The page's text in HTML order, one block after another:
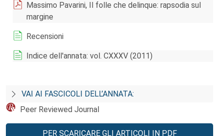
Massimo Pavarini, Il folle che delinque: rapsodia sul
margine
Recensioni
Indice dell'annata: vol. CXXXV (2011)
VAI AI FASCICOLI DELL’ANNATA:
Peer Reviewed Journal
PER SCARICARE GLI ARTICOLI IN PDF